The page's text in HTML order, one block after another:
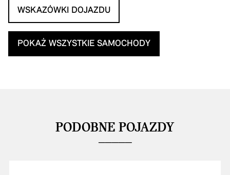
WSKAZÓWKI DOJAZDU
POKAŻ WSZYSTKIE SAMOCHODY
PODOBNE POJAZDY